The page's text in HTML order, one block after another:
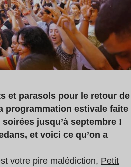
et parasols pour le retour de
programmation estivale faite
jusqu’à septembre !
et voici ce qu’on a
votre pire malédiction, Petit